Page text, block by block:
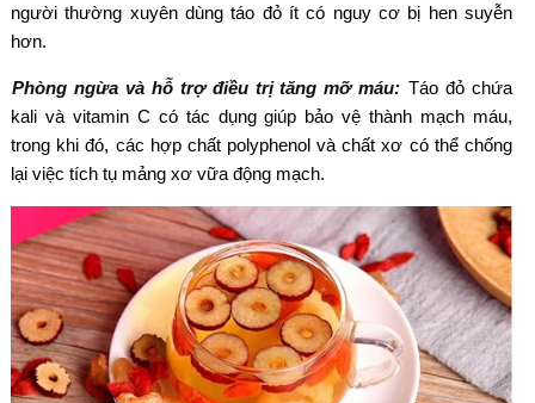
người thường xuyên dùng táo đỏ ít có nguy cơ bị hen suyễn
hơn.
Phòng ngừa và hỗ trợ điều trị tăng mỡ máu: Táo đỏ chứa
kali và vitamin C có tác dụng giúp bảo vệ thành mạch máu,
trong khi đó, các hợp chất polyphenol và chất xơ có thể chống
lại việc tích tụ mảng xơ vữa động mạch.